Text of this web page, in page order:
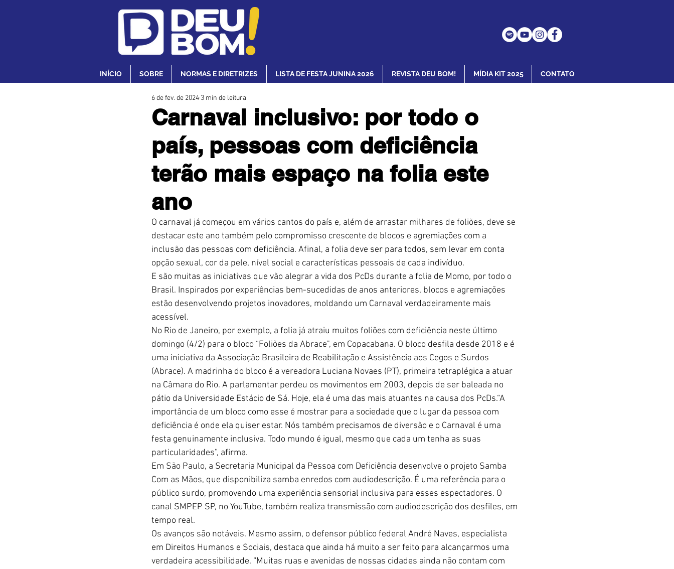
INÍCIO SOBRE NORMAS E DIRETRIZES LISTA DE FESTA JUNINA 2026 REVISTA DEU BOM! MÍDIA KIT 2025 CONTATO
Carnaval inclusivo: por todo o
país, pessoas com deficiência
terão mais espaço na folia este
ano
6 de fev. de 2024 3 min de leitura
O carnaval já começou em vários cantos do país e, além de arrastar milhares de foliões, deve se
destacar este ano também pelo compromisso crescente de blocos e agremiações com a
inclusão das pessoas com deficiência. Afinal, a folia deve ser para todos, sem levar em conta
opção sexual, cor da pele, nível social e características pessoais de cada indivíduo.
E são muitas as iniciativas que vão alegrar a vida dos PcDs durante a folia de Momo, por todo o
Brasil. Inspirados por experiências bem-sucedidas de anos anteriores, blocos e agremiações
estão desenvolvendo projetos inovadores, moldando um Carnaval verdadeiramente mais
acessível.
No Rio de Janeiro, por exemplo, a folia já atraiu muitos foliões com deficiência neste último
domingo (4/2) para o bloco “Foliões da Abrace", em Copacabana. O bloco desfila desde 2018 e é
uma iniciativa da Associação Brasileira de Reabilitação e Assistência aos Cegos e Surdos
(Abrace). A madrinha do bloco é a vereadora Luciana Novaes (PT), primeira tetraplégica a atuar
na Câmara do Rio. A parlamentar perdeu os movimentos em 2003, depois de ser baleada no
pátio da Universidade Estácio de Sá. Hoje, ela é uma das mais atuantes na causa dos PcDs.“A
importância de um bloco como esse é mostrar para a sociedade que o lugar da pessoa com
deficiência é onde ela quiser estar. Nós também precisamos de diversão e o Carnaval é uma
festa genuinamente inclusiva. Todo mundo é igual, mesmo que cada um tenha as suas
particularidades”, afirma.
Em São Paulo, a Secretaria Municipal da Pessoa com Deficiência desenvolve o projeto Samba
Com as Mãos, que disponibiliza samba enredos com audiodescrição. É uma referência para o
público surdo, promovendo uma experiência sensorial inclusiva para esses espectadores. O
canal SMPEP SP, no YouTube, também realiza transmissão com audiodescrição dos desfiles, em
tempo real.
Os avanços são notáveis. Mesmo assim, o defensor público federal André Naves, especialista
em Direitos Humanos e Sociais, destaca que ainda há muito a ser feito para alcançarmos uma
verdadeira acessibilidade. “Muitas ruas e avenidas de nossas cidades ainda não contam com